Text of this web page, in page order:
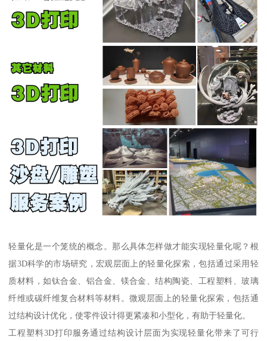
轻量化是一个笼统的概念。那么具体怎样做才能实现轻量化呢？根
据3D科学的市场研究，宏观层面上的轻量化探索，包括通过采用轻
质材料，如钛合金、铝合金、镁合金、结构陶瓷、工程塑料、玻璃
纤维或碳纤维复合材料等材料。微观层面上的轻量化探索，包括通
过结构设计优化，使零件设计得更紧凑和小型化，有助于轻量化。
工程塑料3D打印服务通过结构设计层面为实现轻量化带来了可行